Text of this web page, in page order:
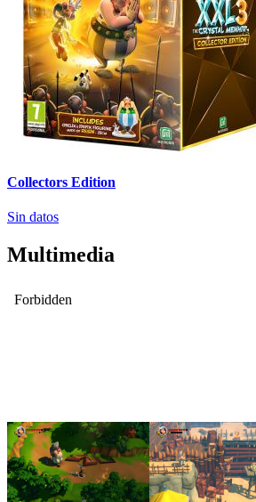
Collectors Edition
Sin datos
Multimedia